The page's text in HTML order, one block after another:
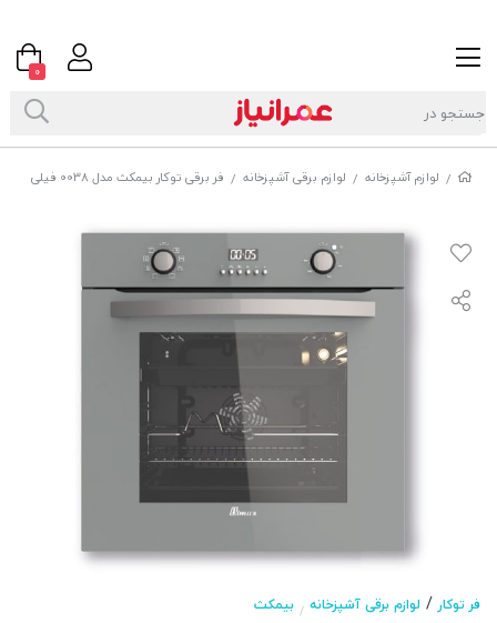
/ لوازم آشپزخانه / لوازم برقی آشپزخانه / فر برقی توکار بیمکث مدل 0038 فیلی
فر توکار/ لوازم برقی آشپزخانه / بیمکث
0